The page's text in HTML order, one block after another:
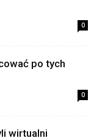
0
po tych
0
wirtualni